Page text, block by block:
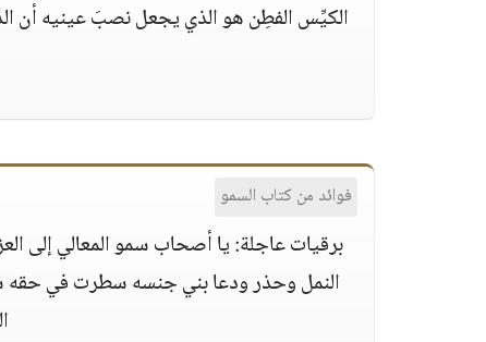
الكيِّس الفطِن هو الذي يجعل نصبَ عينيه أن
فوائد من كتاب السمو
برقيات عاجلة: يا أصحاب سمو المعالي إلى
النمل وحذر ودعا بني جنسه سطرت في حقه